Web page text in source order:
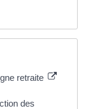
retraite
des